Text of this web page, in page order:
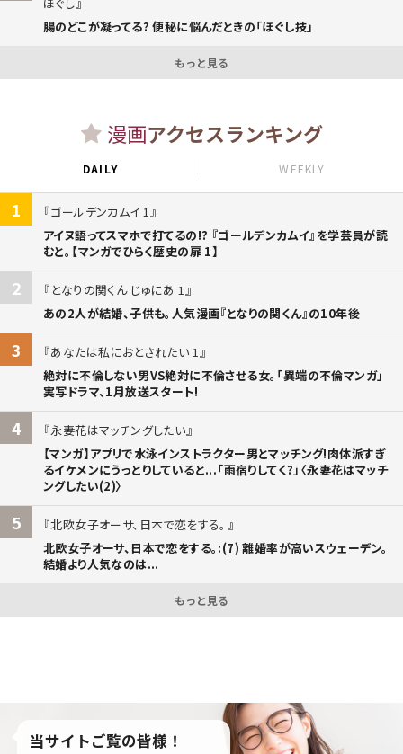
腸のどこが凝ってる? 便秘に悩んだときの「ほぐし技」
もっと見る
漫画アクセスランキング
DAILY WEEKLY
1
ゴールデンカムイ 1
アイヌ語ってスマホで打てるの!? 『ゴールデンカムイ』を学芸員が読
むと。【マンガでひらく歴史の扉 1】
2
となりの関くん じゅにあ 1
あの2人が結婚、子供も。人気漫画『となりの関くん』の10年後
3
あなたは私におとされたい 1
絶対に不倫しない男VS絶対に不倫させる女。「異端の不倫マンガ」
実写ドラマ、1月放送スタート!
4
永妻花はマッチングしたい
【マンガ】アプリで水泳インストラクター男とマッチング!肉体派すぎ
るイケメンにうっとりしていると...「雨宿りしてく?」〈永妻花はマッチ
ングしたい(2)〉
5
北欧女子オーサ、日本で恋をする。
北欧女子オーサ、日本で恋をする。:(7) 離婚率が高いスウェーデン。
結婚より人気なのは...
もっと見る
当サイトご覧の皆様！